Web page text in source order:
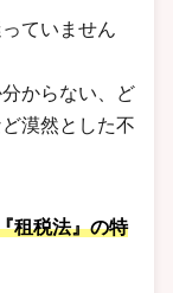
ていません
からない、ど
漠然とした不
租税法』の特